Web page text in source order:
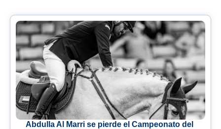
Abdulla Al Marri se pierde el Campeonato del